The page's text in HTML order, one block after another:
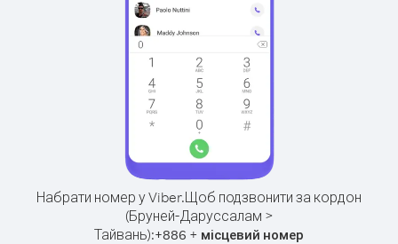
Набрати номер у Viber.Щоб подзвонити за кордон
(Бруней-Даруссалам >
Тайвань):+886 + місцевий номер